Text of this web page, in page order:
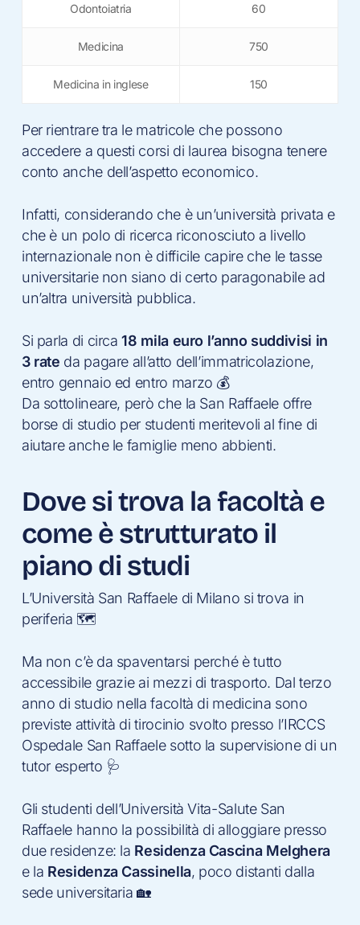
Odontoiatria 60
Medicina 750
Medicina in inglese 150
Per rientrare tra le matricole che possono
accedere a questi corsi di laurea bisogna tenere
conto anche dell’aspetto economico.
Infatti, considerando che è un’università privata e
che è un polo di ricerca riconosciuto a livello
internazionale non è difficile capire che le tasse
universitarie non siano di certo paragonabile ad
un’altra università pubblica.
Si parla di circa18 mila euro l’anno suddivisi in
3 rate da pagare all’atto dell’immatricolazione,
entro gennaio ed entro marzo 💰
Da sottolineare, però che la San Raffaele offre
borse di studio per studenti meritevoli al fine di
aiutare anche le famiglie meno abbienti.
Dove si trova la facoltà e
come è strutturato il
piano di studi
L’Università San Raffaele di Milano si trova in
periferia 🗺
Ma non c’è da spaventarsi perché è tutto
accessibile grazie ai mezzi di trasporto. Dal terzo
anno di studio nella facoltà di medicina sono
previste attività di tirocinio svolto presso l’IRCCS
Ospedale San Raffaele sotto la supervisione di un
tutor esperto 🩺
Gli studenti dell’Università Vita-Salute San
Raffaele hanno la possibilità di alloggiare presso
due residenze: la Residenza Cascina Melghera
e la Residenza Cassinella, poco distanti dalla
sede universitaria 🏡